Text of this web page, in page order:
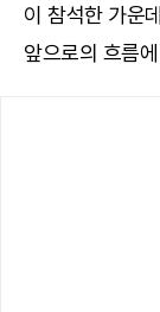
이 참석한 가운
앞으로의 흐름